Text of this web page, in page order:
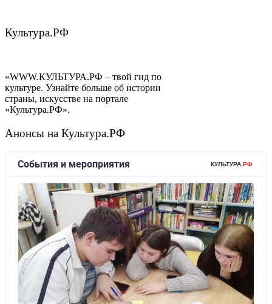
Культура.РФ
«WWW.КУЛЬТУРА.РФ – твой гид по
культуре. Узнайте больше об истории
страны, искусстве на портале
«Культура.РФ».
Анонсы на Культура.РФ